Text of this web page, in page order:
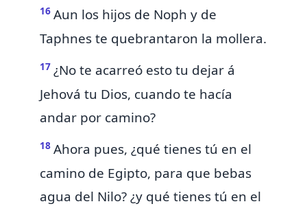
16 Aun los hijos de Noph y de
Taphnes te quebrantaron la mollera.
17 ¿No te acarreó esto tu dejar á
Jehová tu Dios, cuando te hacía
andar por camino?
18 Ahora pues, ¿qué tienes tú en el
camino de Egipto, para que bebas
agua del Nilo? ¿y qué tienes tú en el